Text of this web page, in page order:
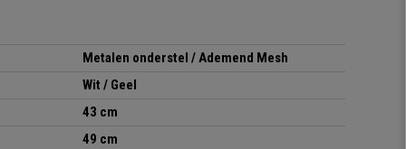
Metalen onderstel / Ademend Mesh
Wit / Geel
43 cm
49 cm